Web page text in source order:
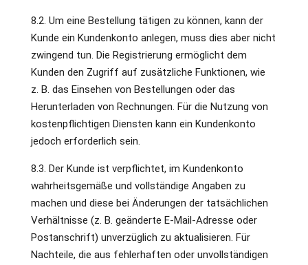
8.2. Um eine Bestellung tätigen zu können, kann der
Kunde ein Kundenkonto anlegen, muss dies aber nicht
zwingend tun. Die Registrierung ermöglicht dem
Kunden den Zugriff auf zusätzliche Funktionen, wie
z. B. das Einsehen von Bestellungen oder das
Herunterladen von Rechnungen. Für die Nutzung von
kostenpflichtigen Diensten kann ein Kundenkonto
jedoch erforderlich sein.
8.3. Der Kunde ist verpflichtet, im Kundenkonto
wahrheitsgemäße und vollständige Angaben zu
machen und diese bei Änderungen der tatsächlichen
Verhältnisse (z. B. geänderte E-Mail-Adresse oder
Postanschrift) unverzüglich zu aktualisieren. Für
Nachteile, die aus fehlerhaften oder unvollständigen